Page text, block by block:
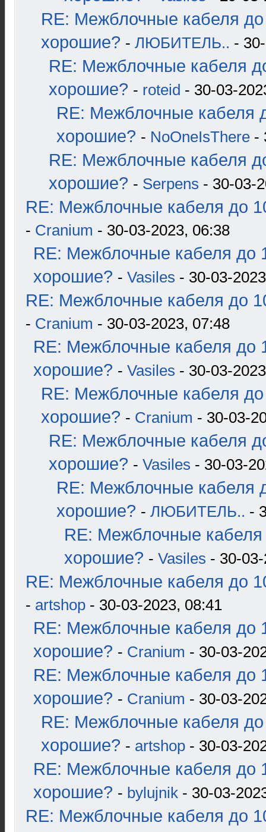
RE: Межблочные кабеля до
хорошие? - ЛЮБИТЕЛЬ.. -
RE: Межблочные кабеля
хорошие? - roteid - 30-03-
RE: Межблочные кабеля
хорошие? - NoOneIsThere -
RE: Межблочные кабеля
хорошие? - Serpens - 30-03-
RE: Межблочные кабеля до
- Cranium - 30-03-2023, 06:38
RE: Межблочные кабеля до
хорошие? - Vasiles - 30-03-
RE: Межблочные кабеля до
- Cranium - 30-03-2023, 07:48
RE: Межблочные кабеля до
хорошие? - Vasiles - 30-03-
RE: Межблочные кабеля до
хорошие? - Cranium - 30-03-
RE: Межблочные кабеля
хорошие? - Vasiles - 30-03-
RE: Межблочные кабеля
хорошие? - ЛЮБИТЕЛЬ.. -
RE: Межблочные кабеля
хорошие? - Vasiles - 30-
RE: Межблочные кабеля до
- artshop - 30-03-2023, 08:41
RE: Межблочные кабеля до
хорошие? - Cranium - 30-03-
RE: Межблочные кабеля до
хорошие? - Cranium - 30-03-
RE: Межблочные кабеля до
хорошие? - artshop - 30-03-
RE: Межблочные кабеля до
хорошие? - bylujnik - 30-03-
RE: Межблочные кабеля до